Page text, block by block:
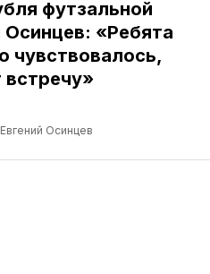
футзальной
«Ребята
чувствовалось,
Осинцев